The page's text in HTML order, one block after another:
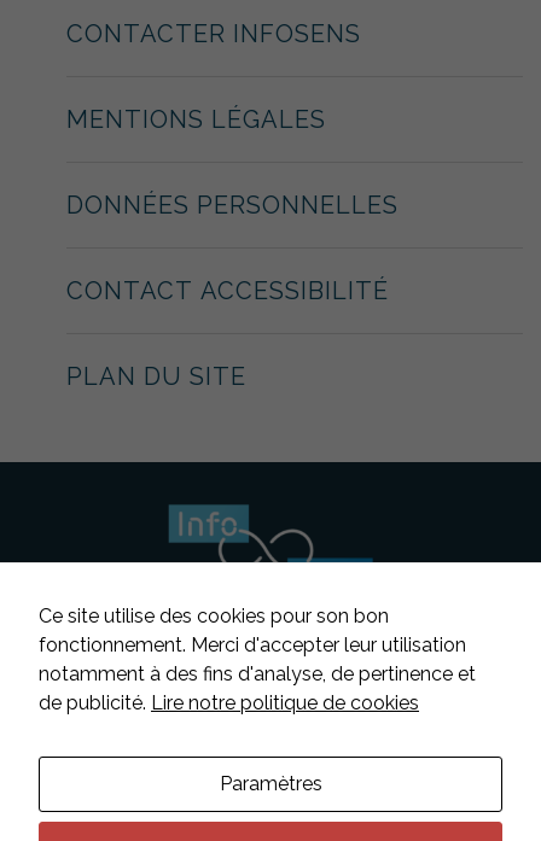
CONTACTER INFOSENS
MENTIONS LÉGALES
DONNÉES PERSONNELLES
CONTACT ACCESSIBILITÉ
PLAN DU SITE
Suivez-nous
Contacter INFOSENS
Ce site utilise des cookies pour son bon
fonctionnement. Merci d'accepter leur utilisation
notamment à des fins d'analyse, de pertinence et
de publicité. Lire notre politique de cookies
Paramètres
sont pas
facultatifs. Ils
fonctionnement
du site Web.
Statistiques
structure du
le site Web
Expérience
Afin que notre
site Web
vous refusez
ces cookies,